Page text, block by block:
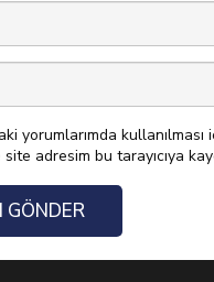
yorumlarımda kullanılması
adresim bu tarayıcıya
GÖNDER